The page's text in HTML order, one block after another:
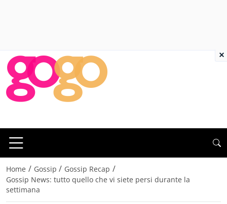
Home / Gossip / Gossip Recap /
Gossip News: tutto quello che vi siete persi durante la
settimana
×